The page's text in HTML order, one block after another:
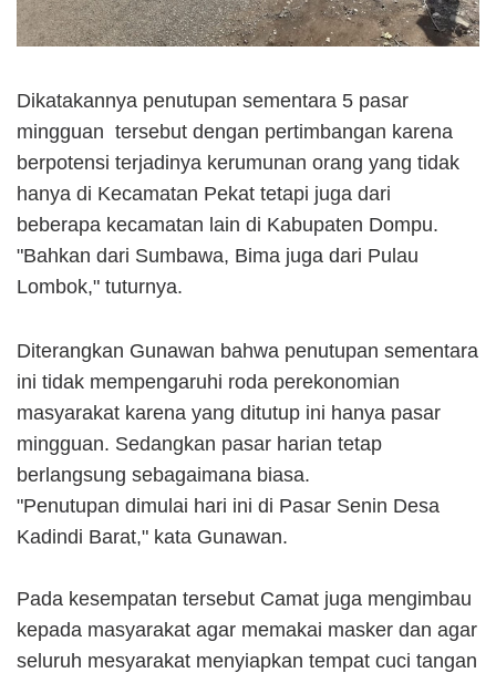
Dikatakannya penutupan sementara 5 pasar
mingguan tersebut dengan pertimbangan karena
berpotensi terjadinya kerumunan orang yang tidak
hanya di Kecamatan Pekat tetapi juga dari
beberapa kecamatan lain di Kabupaten Dompu.
"Bahkan dari Sumbawa, Bima juga dari Pulau
Lombok," tuturnya.
Diterangkan Gunawan bahwa penutupan sementara
ini tidak mempengaruhi roda perekonomian
masyarakat karena yang ditutup ini hanya pasar
mingguan. Sedangkan pasar harian tetap
berlangsung sebagaimana biasa.
"Penutupan dimulai hari ini di Pasar Senin Desa
Kadindi Barat," kata Gunawan.
Pada kesempatan tersebut Camat juga mengimbau
kepada masyarakat agar memakai masker dan agar
seluruh mesyarakat menyiapkan tempat cuci tangan